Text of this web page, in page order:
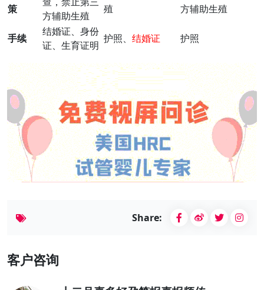
策
方辅助生殖
殖
方辅助生殖
手续
结婚证、身份
证、生育证明
护照、 结婚证 护照
Share:
客户咨询